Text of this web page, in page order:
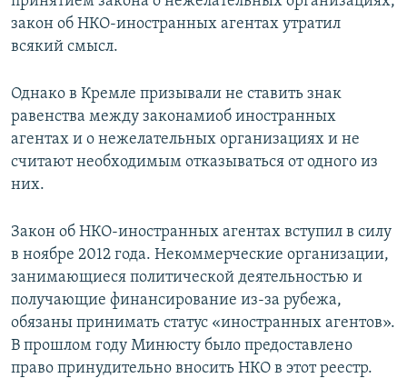
закон об НКО-иностранных агентах утратил
всякий смысл.
Однако в Кремле призывали не ставить знак
равенства между законамиоб иностранных
агентах и о нежелательных организациях и не
считают необходимым отказываться от одного из
них.
Закон об НКО-иностранных агентах вступил в силу
в ноябре 2012 года. Некоммерческие организации,
занимающиеся политической деятельностью и
получающие финансирование из-за рубежа,
обязаны принимать статус «иностранных агентов».
В прошлом году Минюсту было предоставлено
право принудительно вносить НКО в этот реестр.